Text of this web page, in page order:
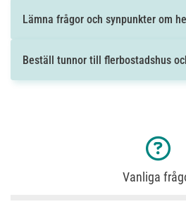
Lämna frågor och synpunkter om
Beställ tunnor till flerbostadshus
Vanliga